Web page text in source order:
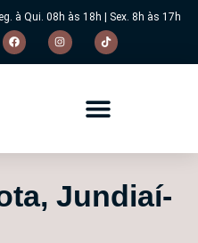
à Qui. 08h às 18h | Sex. 8h às 17h
Jundiaí-